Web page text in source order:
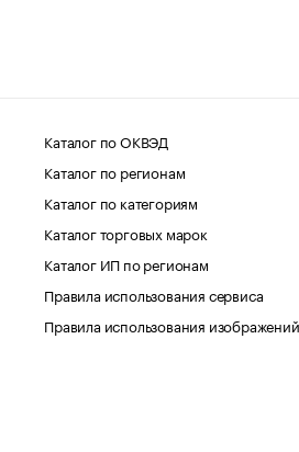
Каталог по ОКВЭД
Каталог по регионам
Каталог по категориям
Каталог торговых марок
Каталог ИП по регионам
Правила использования сервиса
Правила использования изображений